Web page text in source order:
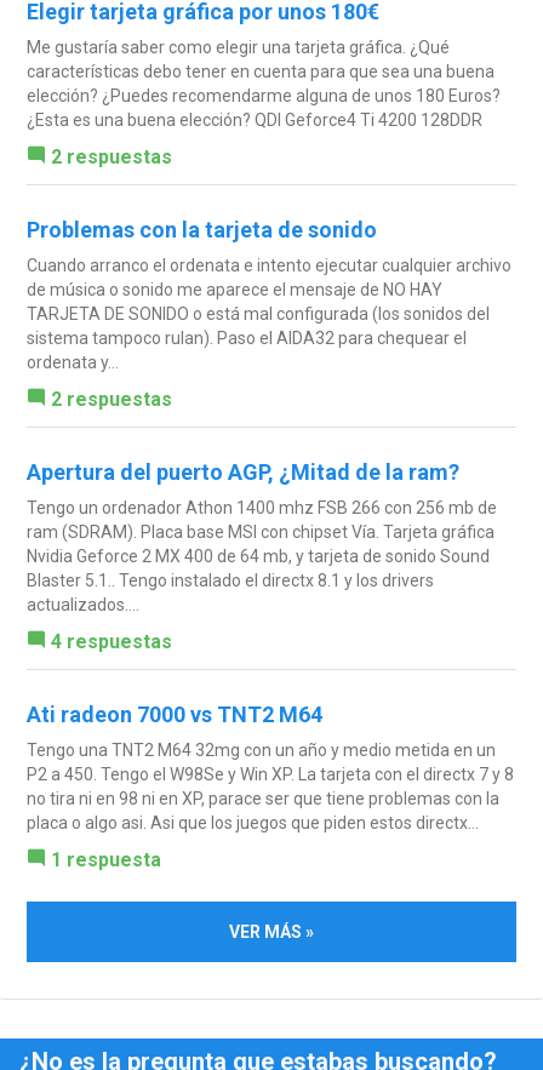
Elegir tarjeta gráfica por unos 180€
Me gustaría saber como elegir una tarjeta gráfica. ¿Qué
características debo tener en cuenta para que sea una buena
elección? ¿Puedes recomendarme alguna de unos 180 Euros?
¿Esta es una buena elección? QDI Geforce4 Ti 4200 128DDR
2 respuestas
Problemas con la tarjeta de sonido
Cuando arranco el ordenata e intento ejecutar cualquier archivo
de música o sonido me aparece el mensaje de NO HAY
TARJETA DE SONIDO o está mal configurada (los sonidos del
sistema tampoco rulan). Paso el AIDA32 para chequear el
ordenata y...
2 respuestas
Apertura del puerto AGP, ¿Mitad de la ram?
Tengo un ordenador Athon 1400 mhz FSB 266 con 256 mb de
ram (SDRAM). Placa base MSI con chipset Vía. Tarjeta gráfica
Nvidia Geforce 2 MX 400 de 64 mb, y tarjeta de sonido Sound
Blaster 5.1.. Tengo instalado el directx 8.1 y los drivers
actualizados....
4 respuestas
Ati radeon 7000 vs TNT2 M64
Tengo una TNT2 M64 32mg con un año y medio metida en un
P2 a 450. Tengo el W98Se y Win XP. La tarjeta con el directx 7 y 8
no tira ni en 98 ni en XP, parace ser que tiene problemas con la
placa o algo asi. Asi que los juegos que piden estos directx...
1 respuesta
VER MÁS »
¿No es la pregunta que estabas buscando?